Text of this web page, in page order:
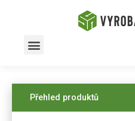
Přehled produktů